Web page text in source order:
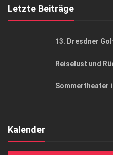
Letzte Beiträge
13. Dresdner
Reiselust und
Sommertheater
Kalender